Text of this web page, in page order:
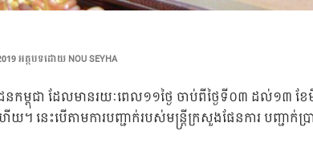
អត្ថបទដោយ NOU SEYHA
កម្ពុជា ដែលមានរយៈពេល១១ថ្ងៃ ចាប់ពីថ្ងៃទី០៣ ដល់១៣ ខែ
យ។ នេះបើតាមការបញ្ជាក់របស់មន្ត្រីក្រសួងផែនការ បញ្ជាក់ប្